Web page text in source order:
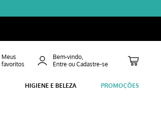
Bem-vindo,
HIGIENE E BELEZA PROMOÇÕES